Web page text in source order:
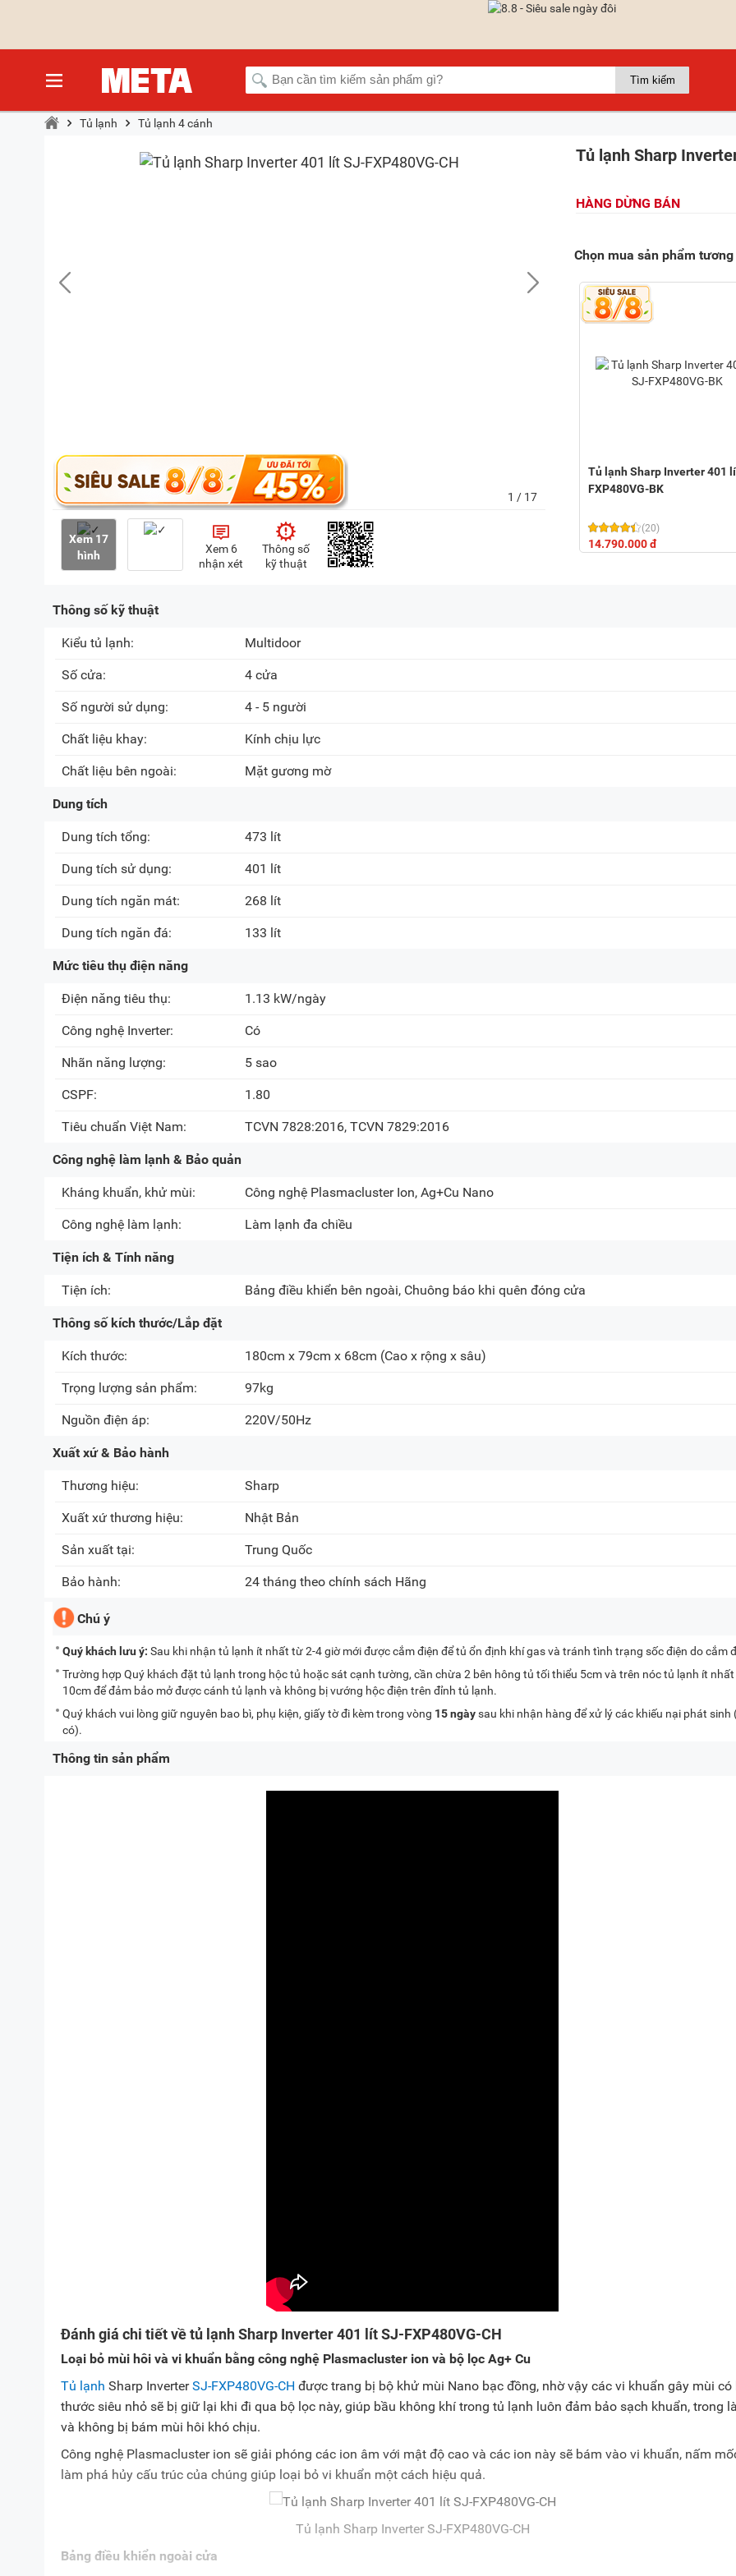
Tủ lạnh Tủ lạnh 4 cánh
1 / 17
Xem 17
hình
Xem 6
nhận xét
Thông số
kỹ thuật
Tủ lạnh Sharp
HÀNG DỪNG BÁN
Chọn mua sản phẩm
Tủ lạnh Sharp Inverter 401
FXP480VG-BK
(20)
14.790.000 đ
Thông số kỹ thuật
Kiểu tủ lạnh: Multidoor
Số cửa: 4 cửa
Số người sử dụng: 4 - 5 người
Chất liệu khay: Kính chịu lực
Chất liệu bên ngoài: Mặt gương mờ
Dung tích
Dung tích tổng: 473 lít
Dung tích sử dụng: 401 lít
Dung tích ngăn mát: 268 lít
Dung tích ngăn đá: 133 lít
Mức tiêu thụ điện năng
Điện năng tiêu thụ: 1.13 kW/ngày
Công nghệ Inverter: Có
Nhãn năng lượng: 5 sao
CSPF: 1.80
Tiêu chuẩn Việt Nam: TCVN 7828:2016, TCVN 7829:2016
Công nghệ làm lạnh & Bảo quản
Kháng khuẩn, khử mùi: Công nghệ Plasmacluster Ion, Ag+Cu Nano
Công nghệ làm lạnh: Làm lạnh đa chiều
Tiện ích & Tính năng
Tiện ích: Bảng điều khiển bên ngoài, Chuông báo khi quên đóng cửa
Thông số kích thước/Lắp đặt
Kích thước: 180cm x 79cm x 68cm (Cao x rộng x sâu)
Trọng lượng sản phẩm: 97kg
Nguồn điện áp: 220V/50Hz
Xuất xứ & Bảo hành
Thương hiệu: Sharp
Xuất xứ thương hiệu: Nhật Bản
Sản xuất tại: Trung Quốc
Bảo hành: 24 tháng theo chính sách Hãng
Chú ý
Quý khách lưu ý: Sau khi nhận tủ lạnh ít nhất từ 2-4 giờ mới được cắm điện để tủ ổn định khí gas và tránh tình trạng sốc điện do cắm
Trường hợp Quý khách đặt tủ lạnh trong hộc tủ hoặc sát cạnh tường, cần chừa 2 bên hông tủ tối thiểu 5cm và trên nóc tủ lạnh ít nhất
10cm để đảm bảo mở được cánh tủ lạnh và không bị vướng hộc điện trên đỉnh tủ lạnh.
Quý khách vui lòng giữ nguyên bao bì, phụ kiện, giấy tờ đi kèm trong vòng 15 ngàysau khi nhận hàng để xử lý các khiếu nại phát sinh
có).
Thông tin sản phẩm
Đánh giá chi tiết về tủ lạnh Sharp Inverter 401 lít SJ-FXP480VG-CH
Loại bỏ mùi hôi và vi khuẩn bằng công nghệ Plasmacluster ion và bộ lọc Ag+ Cu
Tủ lạnh Sharp InverterSJ-FXP480VG-CH được trang bị bộ khử mùi Nano bạc đồng, nhờ vậy các vi khuẩn gây mùi có
thước siêu nhỏ sẽ bị giữ lại khi đi qua bộ lọc này, giúp bầu không khí trong tủ lạnh luôn đảm bảo sạch khuẩn, trong
và không bị bám mùi hôi khó chịu.
Công nghệ Plasmacluster ion sẽ giải phóng các ion âm với mật độ cao và các ion này sẽ bám vào vi khuẩn, nấm
làm phá hủy cấu trúc của chúng giúp loại bỏ vi khuẩn một cách hiệu quả.
Tủ lạnh Sharp Inverter SJ-FXP480VG-CH
Bảng điều khiển ngoài cửa